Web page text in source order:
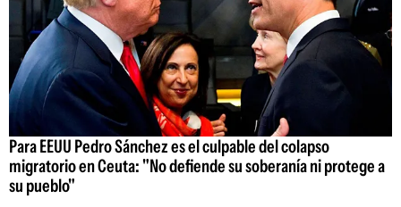
Para EEUU Pedro Sánchez es el culpable del colapso
migratorio en Ceuta: "No defiende su soberanía ni protege a
su pueblo"